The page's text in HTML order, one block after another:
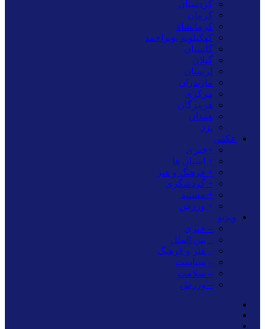
کردستان
کرمان
کرمانشاه
کهکیلویه بویراحمد
گلستان
گیلان
لرستان
مازندران
مرکزی
هرمزگان
همدان
یزد
عکس
+خبری
+ استان ها
+ فرهنگ و هنر
+ گردشگری
+ مستند
+ ورزش
ویدیو
– خبری
_ بین الملل
_ هنر و فرهنگ
– سیاست
– سلامت
– ورزش